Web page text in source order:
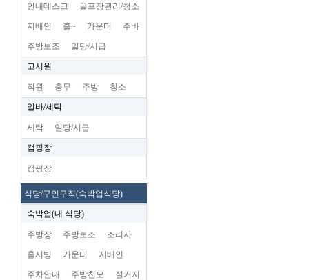
안내데스크 골프장관리/청소
지배인 홀~ 카운터 주바
주방보조 일당/시급
고시원
직원 총무 주방 청소
알바/세탁
세탁 일당/시급
캠핑장
캠핑장
식당/구인구직(숙박업식당)
숙박업(내 식당)
주방장 주방보조 조리사
홀서빙 카운터 지배인
주차안내 주방찬모 설거지